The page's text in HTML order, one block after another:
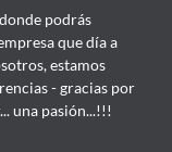
podrás
que día a
estamos
- gracias por
una pasión...!!!